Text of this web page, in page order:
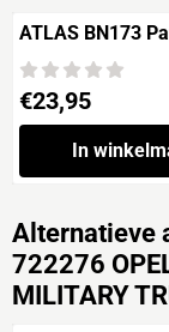
ATLAS BN173
Tiger Ausf.B /
'Jagdtiger
653'
Prijs: 23,95
€23,95
In
Alternatieve
722276
MILITARY